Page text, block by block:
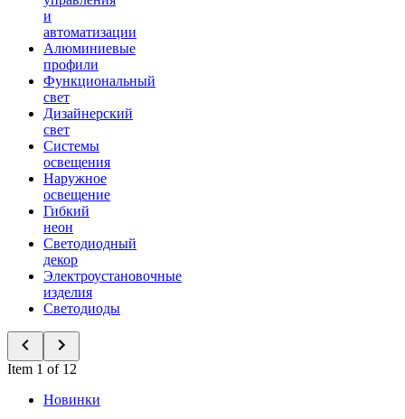
и
автоматизации
Алюминиевые
профили
Функциональный
свет
Дизайнерский
свет
Системы
освещения
Наружное
освещение
Гибкий
неон
Светодиодный
декор
Электроустановочные
изделия
Светодиоды
Item 1 of 12
Новинки